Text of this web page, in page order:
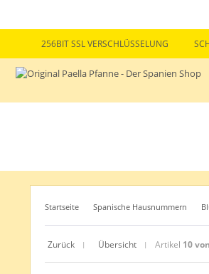
256BIT SSL VERSCHLÜSSELUNG
Startseite Spanische Hausnummern
Zurück | Übersicht | Artikel 10